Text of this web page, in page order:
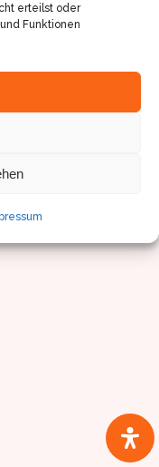
erteilst oder
Funktionen